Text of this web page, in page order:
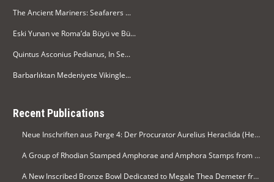
The Ancient Mariners: Seafarers ...
Eski Yunan ve Roma’da Büyü ve Bü...
Quintus Asconius Pedianus, In Se...
Barbarlıktan Medeniyete Vikingle...
Recent Publications
Neue Inschriften aus Perge 4: Der Procurator Aurelius Heraclida (Heraklides) ehrt Kaiser Diocletian in Perge
A Group of Rhodian Stamped Amphorae and Amphora Stamps from Silifke Museum
A New Inscribed Bronze Bowl Dedicated to Megale Thea Demeter from Arykanda